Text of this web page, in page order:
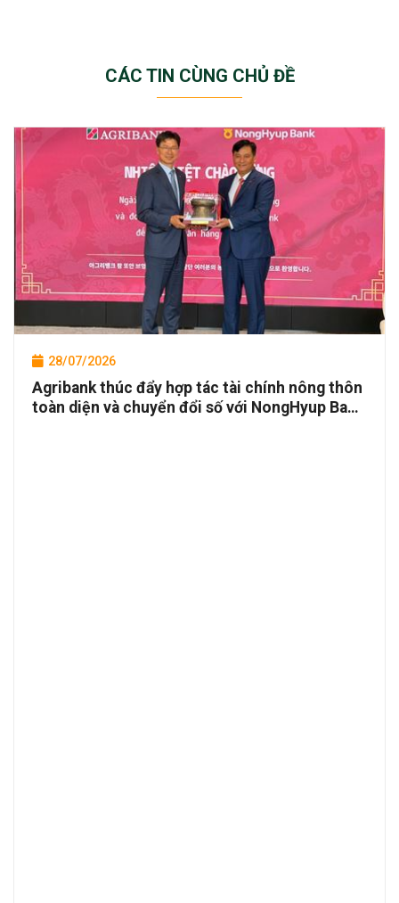
CÁC TIN CÙNG CHỦ ĐỀ
28/07/2026
Agribank thúc đẩy hợp tác tài chính nông thôn
toàn diện và chuyển đổi số với NongHyup Bank